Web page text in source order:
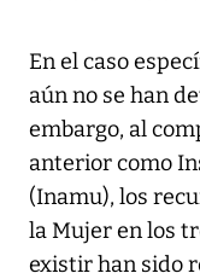
En el caso
aún no se han
embargo, al
anterior como
(Inamu), los
la Mujer en los
existir han sido